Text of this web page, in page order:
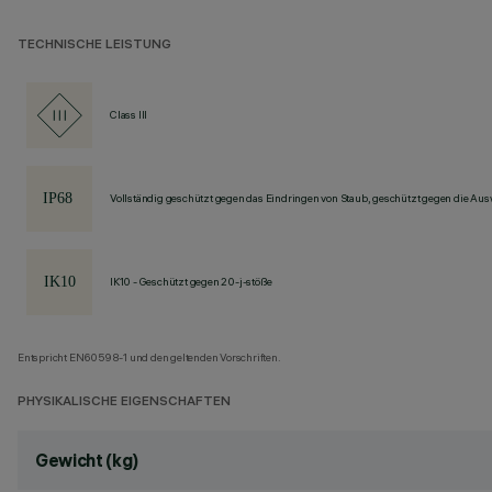
TECHNISCHE LEISTUNG
Class III
Vollständig geschützt gegen das Eindringen von Staub, geschützt gegen die
IK10 - Geschützt gegen 20-j-stöße
Entspricht EN60598-1 und den geltenden Vorschriften.
PHYSIKALISCHE EIGENSCHAFTEN
Gewicht (kg)